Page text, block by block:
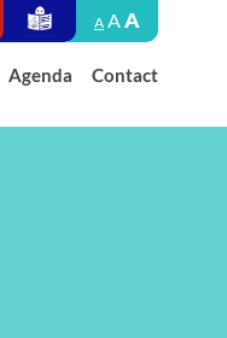
A AA
Agenda Contact